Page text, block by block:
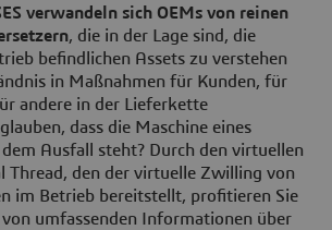
verwandeln sich OEMs von reinen
, die in der Lage sind, die
befindlichen Assets zu verstehen
in Maßnahmen für Kunden, für
andere in der Lieferkette
dass die Maschine eines
Ausfall steht? Durch den virtuellen
Thread, den der virtuelle Zwilling von
im Betrieb bereitstellt, profitieren Sie
umfassenden Informationen über